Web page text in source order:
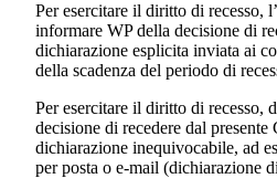
Per esercitare il diritto di recesso,
informare WP della decisione di
dichiarazione esplicita inviata ai
della scadenza del periodo di
Per esercitare il diritto di recesso,
decisione di recedere dal presente
dichiarazione inequivocabile, ad
per posta o e-mail (dichiarazione